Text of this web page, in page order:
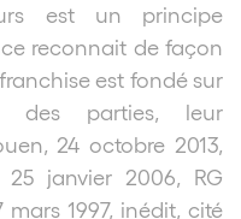
est un principe
reconnait de façon
est fondé sur
des parties, leur
24 octobre 2013,
25 janvier 2006, RG
mars 1997, inédit, cité